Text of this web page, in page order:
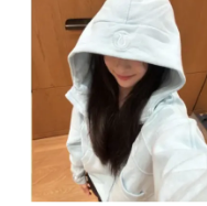
这款护手霜是我今年买
前我一直不知道这个护
😍，是淡香氛型护手
特别像。(上手后忍不
的，抹开之后很快就
很持久。